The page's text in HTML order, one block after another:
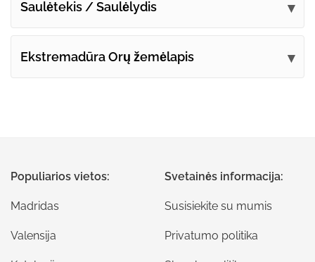
Saulėtekis / Saulėlydis
Ekstremadūra Orų žemėlapis
Populiarios vietos:
Madridas
Valensija
Svetainės informacija:
Susisiekite su mumis
Privatumo politika